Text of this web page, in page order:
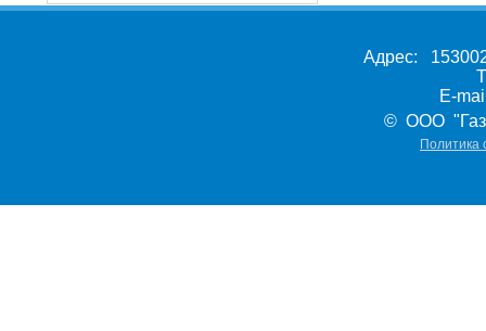
Адрес:
E-
© ООО
Политика